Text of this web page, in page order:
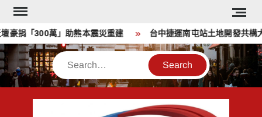
Skip
content
捐「300萬」助熊本震災重建 台中捷運南屯站土地開發共構大
Search